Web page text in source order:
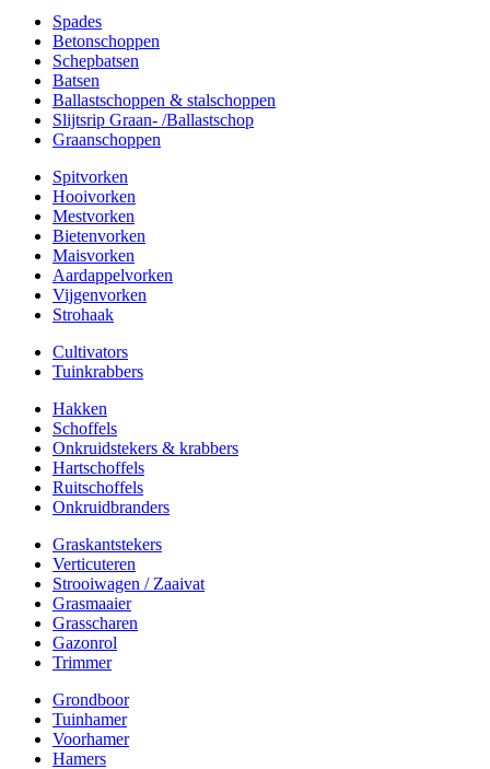
Spades
Betonschoppen
Schepbatsen
Batsen
Ballastschoppen & stalschoppen
Slijtsrip Graan- /Ballastschop
Graanschoppen
Spitvorken
Hooivorken
Mestvorken
Bietenvorken
Maisvorken
Aardappelvorken
Vijgenvorken
Strohaak
Cultivators
Tuinkrabbers
Hakken
Schoffels
Onkruidstekers & krabbers
Hartschoffels
Ruitschoffels
Onkruidbranders
Graskantstekers
Verticuteren
Strooiwagen / Zaaivat
Grasmaaier
Grasscharen
Gazonrol
Trimmer
Grondboor
Tuinhamer
Voorhamer
Hamers